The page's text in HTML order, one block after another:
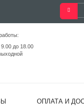
до 18.00
ОПЛАТА И